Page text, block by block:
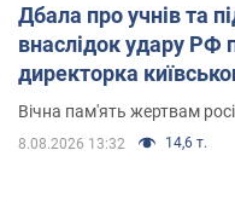
Дбала про учнів та
внаслідок удару РФ
директорка
Вічна пам'ять жертвам
8.08.2026 13:32 14,6 т.